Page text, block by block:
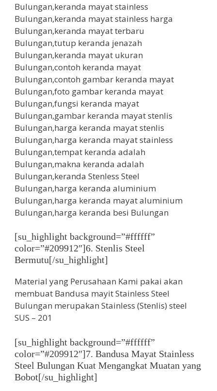
[su_highlight background=”#ffffff”
color=”#209912″]6. Stenlis Steel
Bermutu[/su_highlight]
Material yang Perusahaan Kami pakai akan
membuat Bandusa mayit Stainless Steel
Bulungan merupakan Stainless (Stenlis) steel
SUS – 201
[su_highlight background=”#ffffff”
color=”#209912″]7. Bandusa Mayat Stainless
Steel Bulungan Kuat Mengangkat Muatan yang
Bobot[/su_highlight]